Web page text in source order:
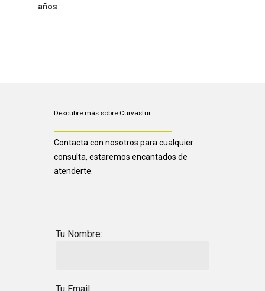
años.
Descubre más sobre Curvastur
Contacta con nosotros para cualquier
consulta, estaremos encantados de
atenderte.
Tu Nombre: